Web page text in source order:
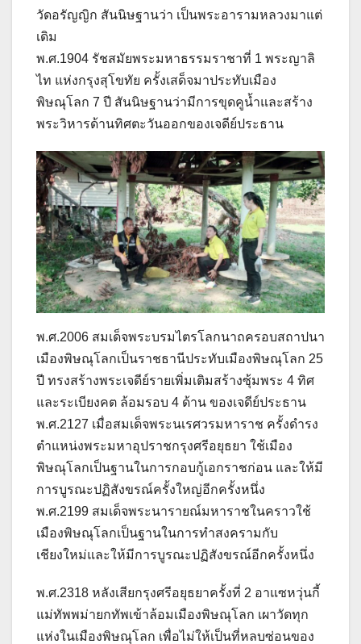
วัดอรัญญิก สันนิษฐานว่า เป็นพระอารามหลวงมาแต่
เดิม
พ.ศ.1904 รัชสมัยพระมหาธรรมราชาที่ 1 พระญาลิ
ไท แห่งกรุงสุโขทัย ครั้งเสด็จมาประทับเมือง
พิษณุโลก 7 ปี สันนิษฐานว่ามีการขุดคูน้ำและสร้าง
พระวิหารด้านทิศตะวันออกของเจดีย์ประธาน
พ.ศ.2006 สมเด็จพระบรมไตรโลกนาถครอบสถาปนา
เมืองพิษณุโลกเป็นราชธานีประทับเมืองพิษณุโลก 25
ปี ทรงสร้างพระเจดีย์รายเพิ่มเติมสร้างซุ้มพระ 4 ทิศ
และระเบียงคต ล้อมรอบ 4 ด้าน ของเจดีย์ประธาน
พ.ศ.2127 เมื่อสมเด็จพระนเรศวรมหาราช ครั้งดำรง
ตำแหน่งพระมหาอุปราชกรุงศรีอยุธยา ใช้เมือง
พิษณุโลกเป็นฐานในการกอบกู้เอกราชก่อน และให้มี
การบูรณะปฏิสังขรณ์ครั้งใหญ่อีกครั้งหนึ่ง
พ.ศ.2199 สมเด็จพระนารายณ์มหาราชในคราวใช้
เมืองพิษณุโลกเป็นฐานในการทำสงครามกับ
เชียงใหม่และให้มีการบูรณะปฏิสังขรณ์อีกครั้งหนึ่ง
พ.ศ.2318 หลังเสียกรุงศรีอยุธยาครั้งที่ 2 อาแซหวุ่นกี้
แม่ทัพพม่ายกทัพเข้าล้อมเมืองพิษณุโลก เผาวัดทุก
แห่งในเมืองพิษณุโลก เพื่อไม่ให้เป็นที่หลบซ่อนของ